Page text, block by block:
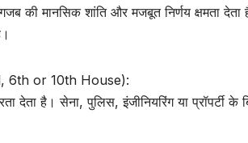
की मानसिक शांति और मजबूत निर्णय क्षमता
6th or 10th House):
देता है। सेना, पुलिस, इंजीनियरिंग या प्रॉपर्टी